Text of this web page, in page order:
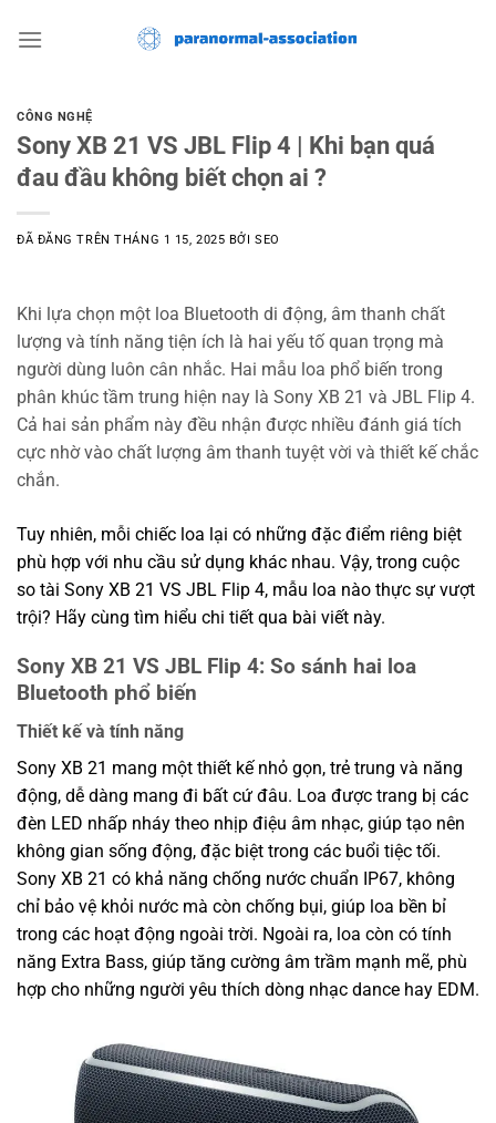
đến
CÔNG NGHỆ
Sony XB 21 VS JBL Flip 4 | Khi bạn quá
đau đầu không biết chọn ai ?
ĐÃ ĐĂNG TRÊNTHÁNG 1 15, 2025 BỞISEO
Khi lựa chọn một loa Bluetooth di động, âm thanh chất
lượng và tính năng tiện ích là hai yếu tố quan trọng mà
người dùng luôn cân nhắc. Hai mẫu loa phổ biến trong
phân khúc tầm trung hiện nay là Sony XB 21 và JBL Flip 4.
Cả hai sản phẩm này đều nhận được nhiều đánh giá tích
cực nhờ vào chất lượng âm thanh tuyệt vời và thiết kế chắc
chắn.
Tuy nhiên, mỗi chiếc loa lại có những đặc điểm riêng biệt
phù hợp với nhu cầu sử dụng khác nhau. Vậy, trong cuộc
so tài Sony XB 21 VS JBL Flip 4, mẫu loa nào thực sự vượt
trội? Hãy cùng tìm hiểu chi tiết qua bài viết này.
Sony XB 21 VS JBL Flip 4: So sánh hai loa
Bluetooth phổ biến
Thiết kế và tính năng
Sony XB 21 mang một thiết kế nhỏ gọn, trẻ trung và năng
động, dễ dàng mang đi bất cứ đâu. Loa được trang bị các
đèn LED nhấp nháy theo nhịp điệu âm nhạc, giúp tạo nên
không gian sống động, đặc biệt trong các buổi tiệc tối.
Sony XB 21 có khả năng chống nước chuẩn IP67, không
chỉ bảo vệ khỏi nước mà còn chống bụi, giúp loa bền bỉ
trong các hoạt động ngoài trời. Ngoài ra, loa còn có tính
năng Extra Bass, giúp tăng cường âm trầm mạnh mẽ, phù
hợp cho những người yêu thích dòng nhạc dance hay EDM.